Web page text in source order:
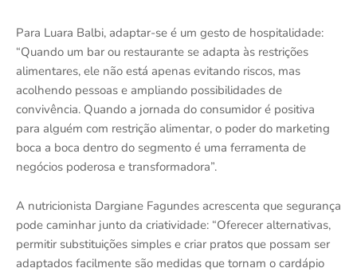
Para Luara Balbi, adaptar-se é um gesto de hospitalidade:
“Quando um bar ou restaurante se adapta às restrições
alimentares, ele não está apenas evitando riscos, mas
acolhendo pessoas e ampliando possibilidades de
convivência. Quando a jornada do consumidor é positiva
para alguém com restrição alimentar, o poder do marketing
boca a boca dentro do segmento é uma ferramenta de
negócios poderosa e transformadora”.
A nutricionista Dargiane Fagundes acrescenta que segurança
pode caminhar junto da criatividade: “Oferecer alternativas,
permitir substituições simples e criar pratos que possam ser
adaptados facilmente são medidas que tornam o cardápio